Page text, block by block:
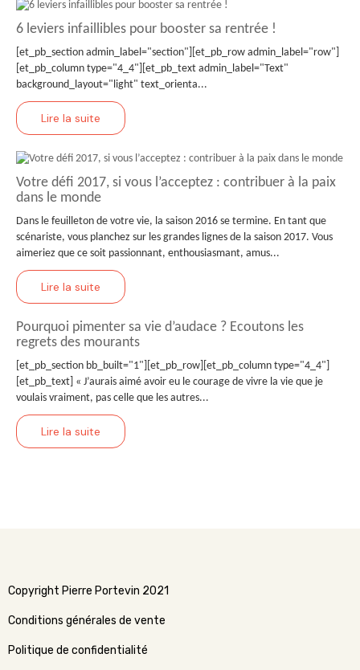
6 leviers infaillibles pour booster sa rentrée !
[et_pb_section admin_label="section"][et_pb_row admin_label="row"]
[et_pb_column type="4_4"][et_pb_text admin_label="Text"
background_layout="light" text_orienta...
Lire la suite
Votre défi 2017, si vous l’acceptez : contribuer à la paix
dans le monde
Dans le feuilleton de votre vie, la saison 2016 se termine. En tant que
scénariste, vous planchez sur les grandes lignes de la saison 2017. Vous
aimeriez que ce soit passionnant, enthousiasmant, amus...
Lire la suite
Pourquoi pimenter sa vie d’audace ? Ecoutons les
regrets des mourants
[et_pb_section bb_built="1"][et_pb_row][et_pb_column type="4_4"]
[et_pb_text] « J’aurais aimé avoir eu le courage de vivre la vie que je
voulais vraiment, pas celle que les autres...
Lire la suite
Copyright Pierre Portevin 2021
Conditions générales de vente
Politique de confidentialité